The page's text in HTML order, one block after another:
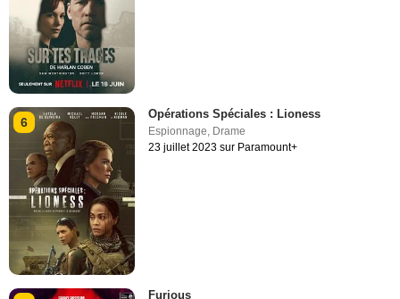
6
Opérations Spéciales : Lioness
Espionnage, Drame
23 juillet 2023 sur Paramount+
Furious